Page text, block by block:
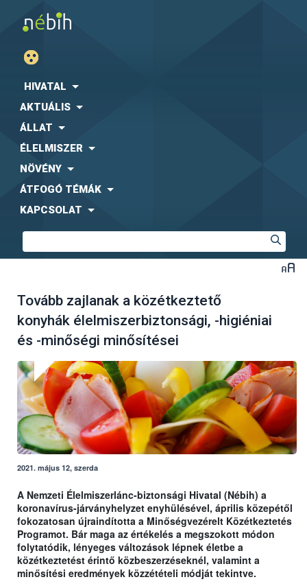
HIVATAL
AKTUÁLIS
ÁLLAT
ÉLELMISZER
NÖVÉNY
ÁTFOGÓ TÉMÁK
KAPCSOLAT
Tovább zajlanak a közétkeztető
konyhák élelmiszerbiztonsági, -higiéniai
és -minőségi minősítései
2021. május 12, szerda
A Nemzeti Élelmiszerlánc-biztonsági Hivatal (Nébih) a
koronavírus-járványhelyzet enyhülésével, április közepétől
fokozatosan újraindította a Minőségvezérelt Közétkeztetés
Programot. Bár maga az értékelés a megszokott módon
folytatódik, lényeges változások lépnek életbe a
közétkeztetést érintő közbeszerzéseknél, valamint a
minősítési eredmények közzétételi módját tekintve.